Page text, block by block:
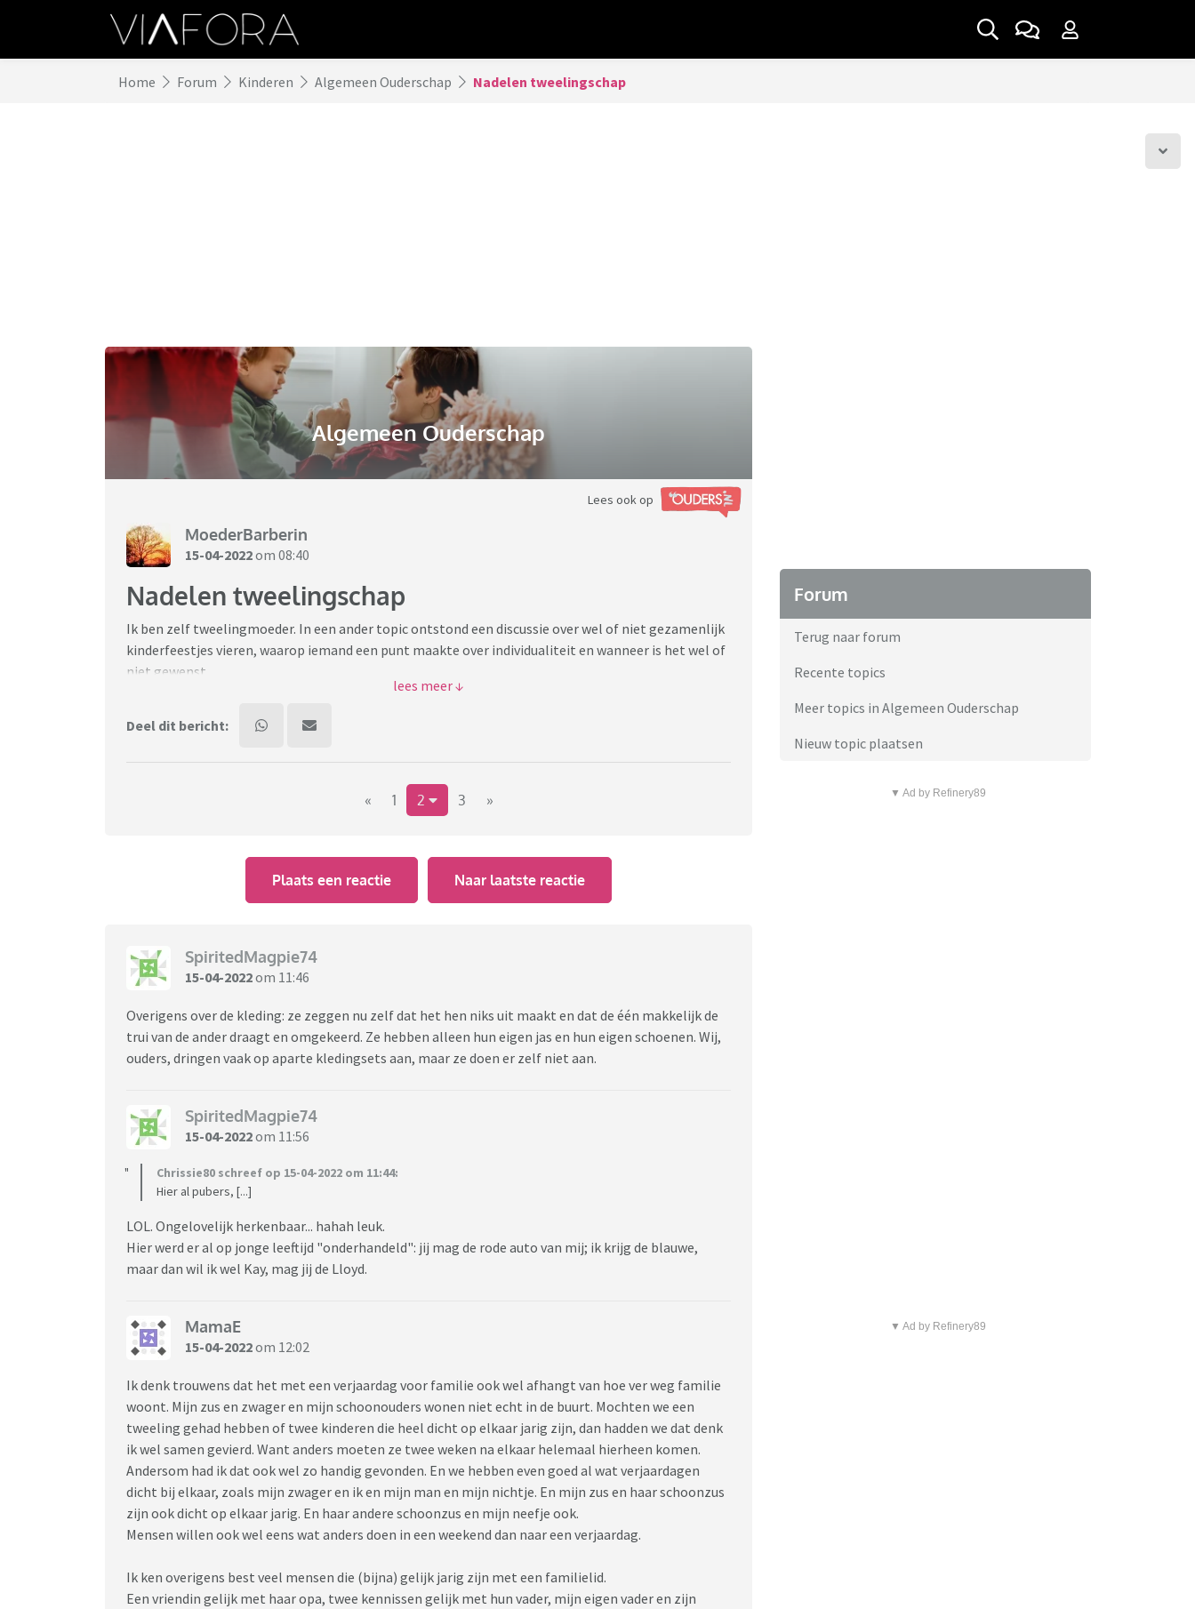
Home Forum Kinderen Algemeen Ouderschap Nadelen tweelingschap
Algemeen Ouderschap
Lees ook op
MoederBarberin
15-04-2022om 08:40
Nadelen tweelingschap
Ik ben zelf tweelingmoeder. In een ander topic ontstond een discussie over wel of niet gezamenlijk
kinderfeestjes vieren, waarop iemand een punt maakte over individualiteit en wanneer is het wel of
niet gewenst.
Zo gaf zij aan dat ze op de basisschool als tweeling ingepland werden voor een oudergesprek en
Ik merk dat mijn kinderen op hun verjaardag samen cadeaus krijgen voor hetzelfde bedrag als hun
Wat zijn dingen -groot en klein- waar jij als tweeling of tweelingouder tegenaan loopt/liep qua
Edit: 3,4,5,etc lingen mogen natuurlijk ook hun duit in het zakje doen
Deel dit bericht:
« 1 2 3 »
Plaats een reactie Naar laatste reactie
SpiritedMagpie74
15-04-2022om 11:46
Overigens over de kleding: ze zeggen nu zelf dat het hen niks uit maakt en dat de één makkelijk de
trui van de ander draagt en omgekeerd. Ze hebben alleen hun eigen jas en hun eigen schoenen. Wij,
ouders, dringen vaak op aparte kledingsets aan, maar ze doen er zelf niet aan.
SpiritedMagpie74
15-04-2022om 11:56
Chrissie80 schreef op 15-04-2022 om 11:44:
Hier al pubers, [...]
LOL. Ongelovelijk herkenbaar... hahah leuk.
Hier werd er al op jonge leeftijd "onderhandeld": jij mag de rode auto van mij; ik krijg de blauwe,
maar dan wil ik wel Kay, mag jij de Lloyd.
MamaE
15-04-2022om 12:02
Ik denk trouwens dat het met een verjaardag voor familie ook wel afhangt van hoe ver weg familie
woont. Mijn zus en zwager en mijn schoonouders wonen niet echt in de buurt. Mochten we een
tweeling gehad hebben of twee kinderen die heel dicht op elkaar jarig zijn, dan hadden we dat denk
ik wel samen gevierd. Want anders moeten ze twee weken na elkaar helemaal hierheen komen.
Andersom had ik dat ook wel zo handig gevonden. En we hebben even goed al wat verjaardagen
dicht bij elkaar, zoals mijn zwager en ik en mijn man en mijn nichtje. En mijn zus en haar schoonzus
zijn ook dicht op elkaar jarig. En haar andere schoonzus en mijn neefje ook.
Mensen willen ook wel eens wat anders doen in een weekend dan naar een verjaardag.
Ik ken overigens best veel mensen die (bijna) gelijk jarig zijn met een familielid.
Een vriendin gelijk met haar opa, twee kennissen gelijk met hun vader, mijn eigen vader en zijn
Forum
Terug naar forum
Recente topics
Meer topics in Algemeen Ouderschap
Nieuw topic plaatsen
▼ Ad by Refinery89
▼ Ad by Refinery89